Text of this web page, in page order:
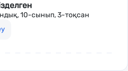
10-сынып, 3-тоқсан